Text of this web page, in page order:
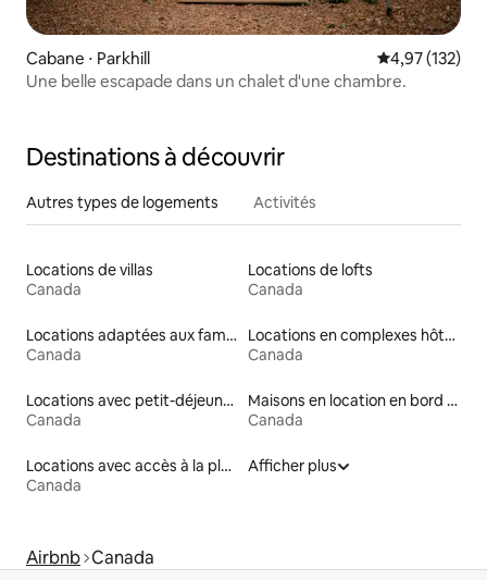
Cabane ⋅ Parkhill Évaluation
4,97 (132)
Une belle escapade dans un chalet d'une chambre.
Destinations à découvrir
Autres types de logements Activités
Locations de villas
Canada
Locations de lofts
Canada
Locations adaptées aux familles
Canada
Locations en complexes hôteliers
Canada
Locations avec petit-déjeuner
Canada
Maisons en location en bord de mer
Canada
Locations avec accès à la plage
Canada
Afficher plus
Airbnb Canada